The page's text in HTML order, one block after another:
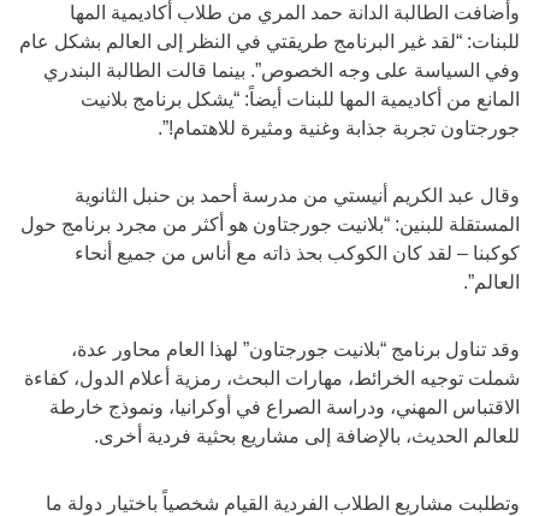
وأضافت الطالبة الدانة حمد المري من طلاب أكاديمية المها
للبنات: “لقد غير البرنامج طريقتي في النظر إلى العالم بشكل عام
وفي السياسة على وجه الخصوص”. بينما قالت الطالبة البندري
المانع من أكاديمية المها للبنات أيضاً: “يشكل برنامج بلانيت
جورجتاون تجربة جذابة وغنية ومثيرة للاهتمام!”.
وقال عبد الكريم أنيستي من مدرسة أحمد بن حنبل الثانوية
المستقلة للبنين: “بلانيت جورجتاون هو أكثر من مجرد برنامج حول
كوكبنا – لقد كان الكوكب بحذ ذاته مع أناس من جميع أنحاء
العالم”.
وقد تناول برنامج “بلانيت جورجتاون” لهذا العام محاور عدة،
شملت توجيه الخرائط، مهارات البحث، رمزية أعلام الدول، كفاءة
الاقتباس المهني، ودراسة الصراع في أوكرانيا، ونموذج خارطة
للعالم الحديث، بالإضافة إلى مشاريع بحثية فردية أخرى.
وتطلبت مشاريع الطلاب الفردية القيام شخصياً باختيار دولة ما